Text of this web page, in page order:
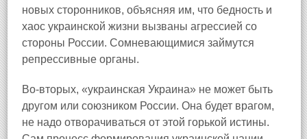
новых сторонников, объясняя им, что бедность и
хаос украинской жизни вызваны агрессией со
стороны России. Сомневающимися займутся
репрессивные органы.
Во-вторых, «украинская Украина» не может быть
другом или союзником России. Она будет врагом,
не надо отворачиваться от этой горькой истины.